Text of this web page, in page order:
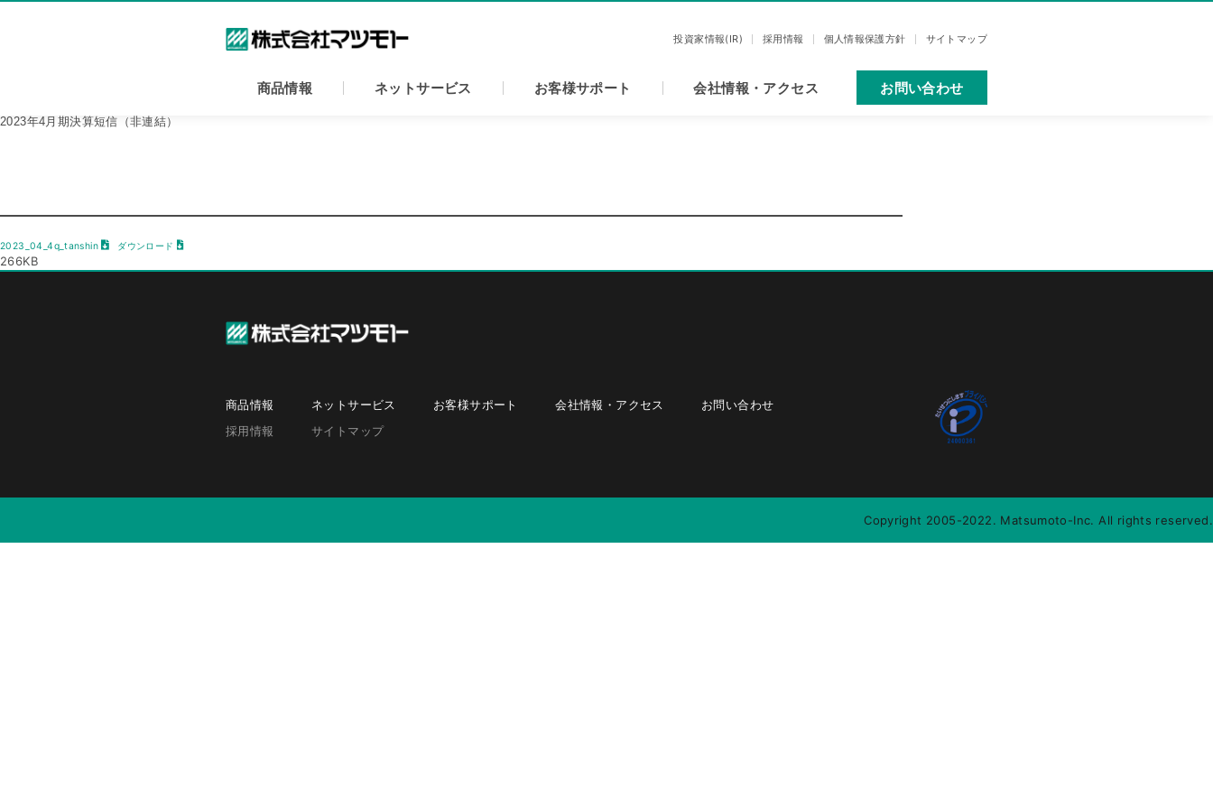
商品情報 ネットサービス お客様サポート 会社情報・アクセス お問い合わせ
投資家情報(IR) 採用情報 個人情報保護方針 サイトマップ
2023年4月期決算短信（非連結）
2023_04_4q_tanshin ダウンロード
266KB
商品情報 ネットサービス お客様サポート 会社情報・アクセス
お問い合わせ
採用情報
サイトマップ
Copyright 2005-2022. Matsumoto-Inc. All rights reserved.